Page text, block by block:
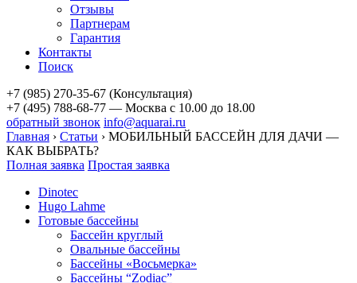
Отзывы
Партнерам
Гарантия
Контакты
Поиск
+7 (985) 270-35-67 (Консультация)
+7 (495) 788-68-77 — Москва с 10.00 до 18.00
обратный звонок info@aquarai.ru
Главная › Статьи › МОБИЛЬНЫЙ БАССЕЙН ДЛЯ ДАЧИ —
КАК ВЫБРАТЬ?
Полная заявка Простая заявка
Dinotec
Hugo Lahme
Готовые бассейны
Бассейн круглый
Овальные бассейны
Бассейны «Восьмерка»
Бассейны “Zodiac”